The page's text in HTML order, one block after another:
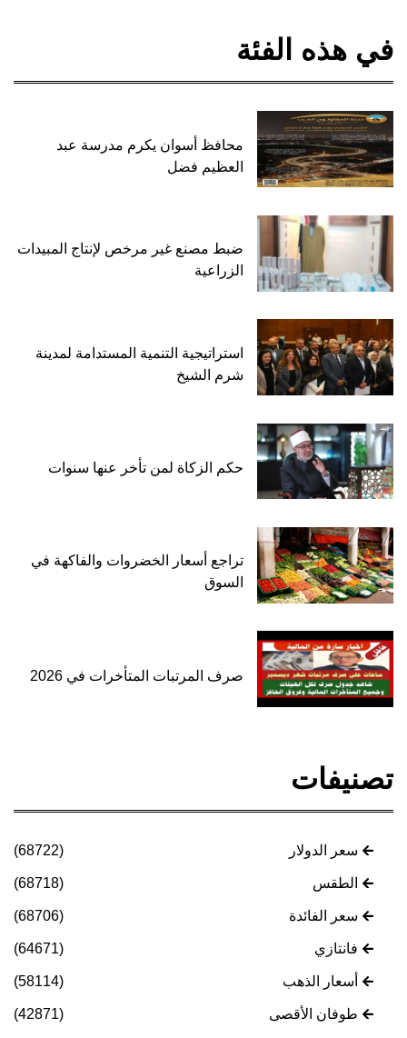
في هذه الفئة
محافظ أسوان يكرم مدرسة عبد
العظيم فضل
ضبط مصنع غير مرخص لإنتاج المبيدات
الزراعية
استراتيجية التنمية المستدامة لمدينة
شرم الشيخ
حكم الزكاة لمن تأخر عنها سنوات
تراجع أسعار الخضروات والفاكهة في
السوق
صرف المرتبات المتأخرات في 2026
تصنيفات
سعر الدولار (68722)
الطقس (68718)
سعر الفائدة (68706)
فانتازي (64671)
أسعار الذهب (58114)
طوفان الأقصى (42871)